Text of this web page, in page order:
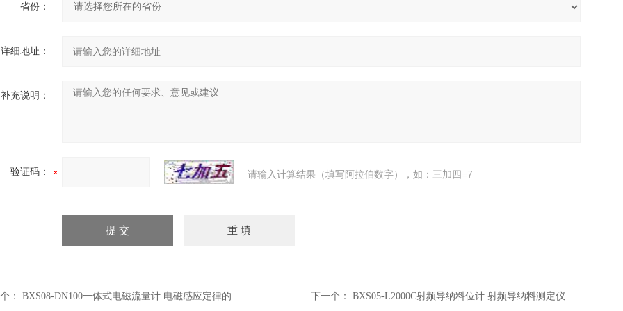
省份：
详细地址：
补充说明：
验证码： 请输入计算结果（填写阿拉伯数字），如：三加四=7
： BXS08-DN100一体式电磁流量计 电磁感应定律的流量仪 电磁流量计 下一个： BXS05-L2000C射频导纳料位计 射频导纳料测定仪 飞灰颗粒粉体物料计